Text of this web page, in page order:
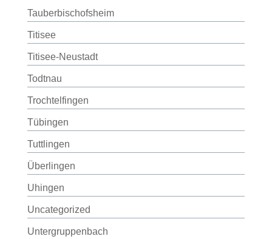
Tauberbischofsheim
Titisee
Titisee-Neustadt
Todtnau
Trochtelfingen
Tübingen
Tuttlingen
Überlingen
Uhingen
Uncategorized
Untergruppenbach